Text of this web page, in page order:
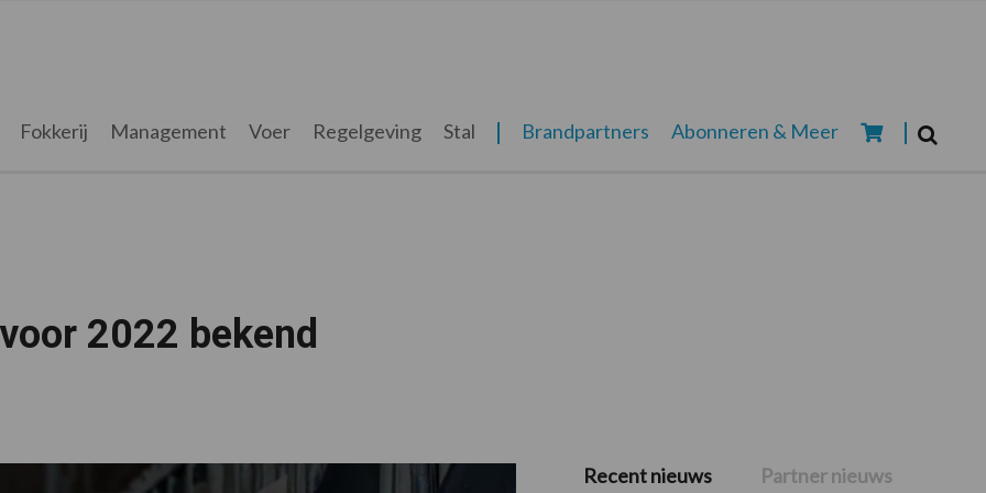
Fokkerij Management Voer Regelgeving Stal Brandpartners Abonneren & Meer
2022 bekend
Primaire
Recent nieuws Partner nieuws